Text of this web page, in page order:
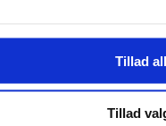
Tillad
Tillad